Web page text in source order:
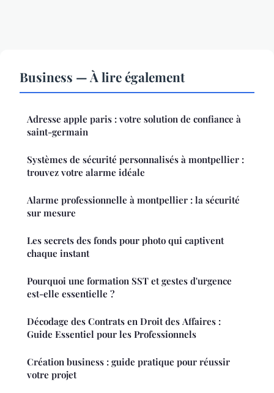
Business — À lire également
Adresse apple paris : votre solution de confiance à
saint-germain
Systèmes de sécurité personnalisés à montpellier :
trouvez votre alarme idéale
Alarme professionnelle à montpellier : la sécurité
sur mesure
Les secrets des fonds pour photo qui captivent
chaque instant
Pourquoi une formation SST et gestes d'urgence
est-elle essentielle ?
Décodage des Contrats en Droit des Affaires :
Guide Essentiel pour les Professionnels
Création business : guide pratique pour réussir
votre projet